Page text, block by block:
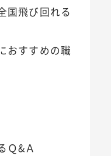
国飛び回れる
おすすめの職
Ｑ&Ａ